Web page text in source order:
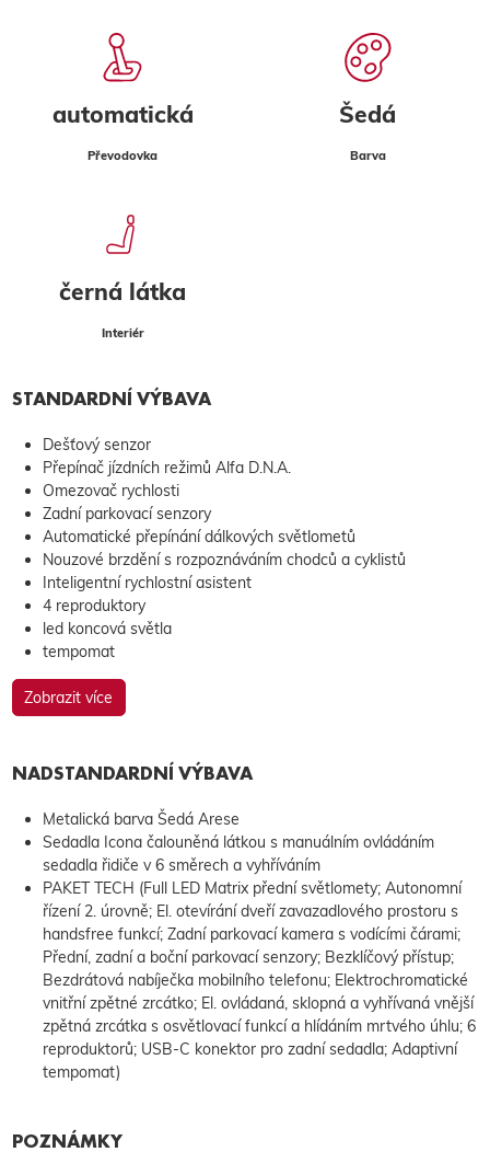
automatická
Převodovka
Šedá
Barva
černá látka
Interiér
STANDARDNÍ VÝBAVA
Dešťový senzor
Přepínač jízdních režimů Alfa D.N.A.
Omezovač rychlosti
Zadní parkovací senzory
Automatické přepínání dálkových světlometů
Nouzové brzdění s rozpoznáváním chodců a cyklistů
Inteligentní rychlostní asistent
4 reproduktory
led koncová světla
tempomat
Zobrazit více
NADSTANDARDNÍ VÝBAVA
Metalická barva Šedá Arese
Sedadla Icona čalouněná látkou s manuálním ovládáním
sedadla řidiče v 6 směrech a vyhříváním
PAKET TECH (Full LED Matrix přední světlomety; Autonomní
řízení 2. úrovně; El. otevírání dveří zavazadlového prostoru s
handsfree funkcí; Zadní parkovací kamera s vodícími čárami;
Přední, zadní a boční parkovací senzory; Bezklíčový přístup;
Bezdrátová nabíječka mobilního telefonu; Elektrochromatické
vnitřní zpětné zrcátko; El. ovládaná, sklopná a vyhřívaná vnější
zpětná zrcátka s osvětlovací funkcí a hlídáním mrtvého úhlu; 6
reproduktorů; USB-C konektor pro zadní sedadla; Adaptivní
tempomat)
POZNÁMKY